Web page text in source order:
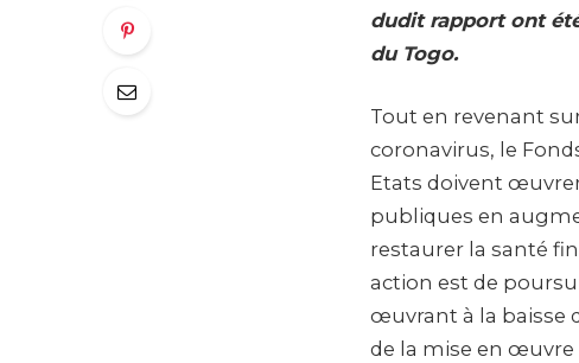
dudit rapport ont
du Togo.
Tout en revenant
coronavirus, le
Etats doivent
publiques en
restaurer la santé
action est de
œuvrant à la baisse
de la mise en œuvre